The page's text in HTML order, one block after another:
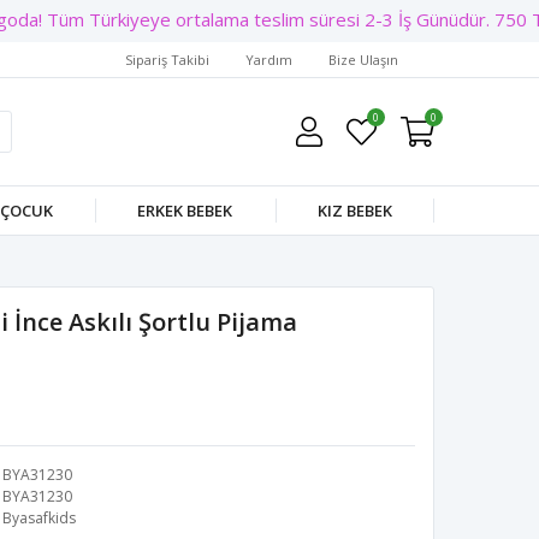
Tüm Türkiyeye ortalama teslim süresi 2-3 İş Günüdür. 750 TL
Sipariş Takibi Yardım Bize Ulaşın
0 0
ERKEK BEBEK KIZ BEBEK
Askılı Şortlu Pijama
BYA31230
BYA31230
Byasafkids